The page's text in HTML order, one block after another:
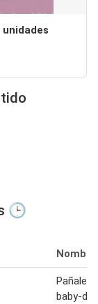
🕒
Nombre
Pañales
baby-